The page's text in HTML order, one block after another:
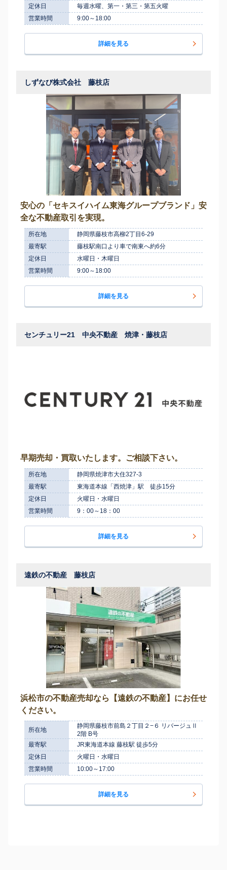
定休日
毎週水曜、第一・第三・第五火曜
営業時間
9:00～18:00
詳細を見る
しずなび株式会社 藤枝店
安心の「セキスイハイム東海グループブランド」安
全な不動産取引を実現。
所在地
静岡県藤枝市高柳2丁目6-29
最寄駅
藤枝駅南口より車で南東へ約6分
定休日
水曜日・木曜日
営業時間
9:00～18:00
詳細を見る
センチュリー21 中央不動産 焼津・藤枝店
早期売却・買取いたします。ご相談下さい。
所在地
静岡県焼津市大住327-3
最寄駅
東海道本線「西焼津」駅 徒歩15分
定休日
火曜日・水曜日
営業時間
9：00～18：00
詳細を見る
遠鉄の不動産 藤枝店
浜松市の不動産売却なら【遠鉄の不動産】にお任せ
ください。
所在地
静岡県藤枝市前島２丁目２−６ リバージュⅡ
2階 B号
最寄駅
JR東海道本線 藤枝駅 徒歩5分
定休日
火曜日・水曜日
営業時間
10:00～17:00
詳細を見る